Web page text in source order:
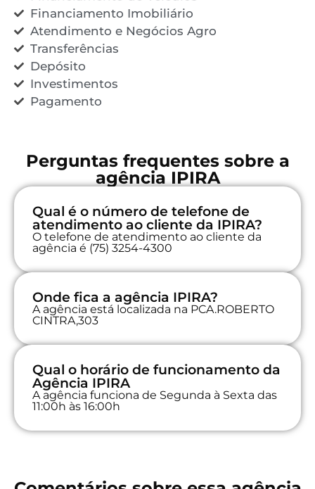
Financiamento Imobiliário
Atendimento e Negócios Agro
Transferências
Depósito
Investimentos
Pagamento
Perguntas frequentes sobre a
agência IPIRA
Qual é o número de telefone de
atendimento ao cliente da IPIRA?
O telefone de atendimento ao cliente da
agência é (75) 3254-4300
Onde fica a agência IPIRA?
A agência está localizada na PCA.ROBERTO
CINTRA,303
Qual o horário de funcionamento da
Agência IPIRA
A agência funciona de Segunda à Sexta das
11:00h às 16:00h